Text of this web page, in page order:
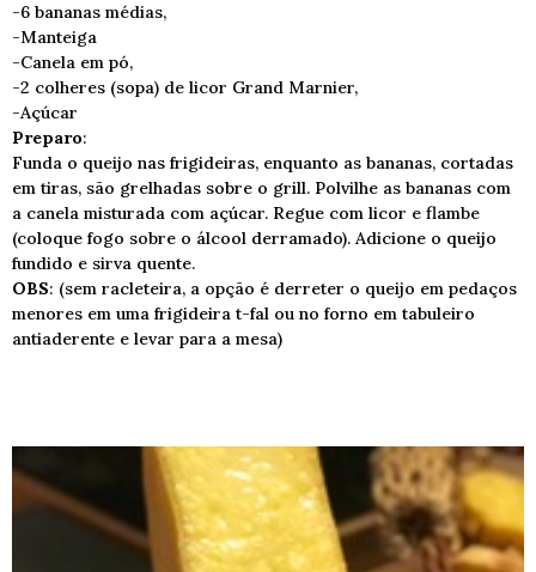
-6 bananas médias,
-Manteiga
-Canela em pó,
-2 colheres (sopa) de licor Grand Marnier,
-Açúcar
Preparo:
Funda o queijo nas frigideiras, enquanto as bananas, cortadas
em tiras, são grelhadas sobre o grill. Polvilhe as bananas com
a canela misturada com açúcar. Regue com licor e flambe
(coloque fogo sobre o álcool derramado). Adicione o queijo
fundido e sirva quente.
OBS: (sem racleteira, a opção é derreter o queijo em pedaços
menores em uma frigideira t-fal ou no forno em tabuleiro
antiaderente e levar para a mesa)